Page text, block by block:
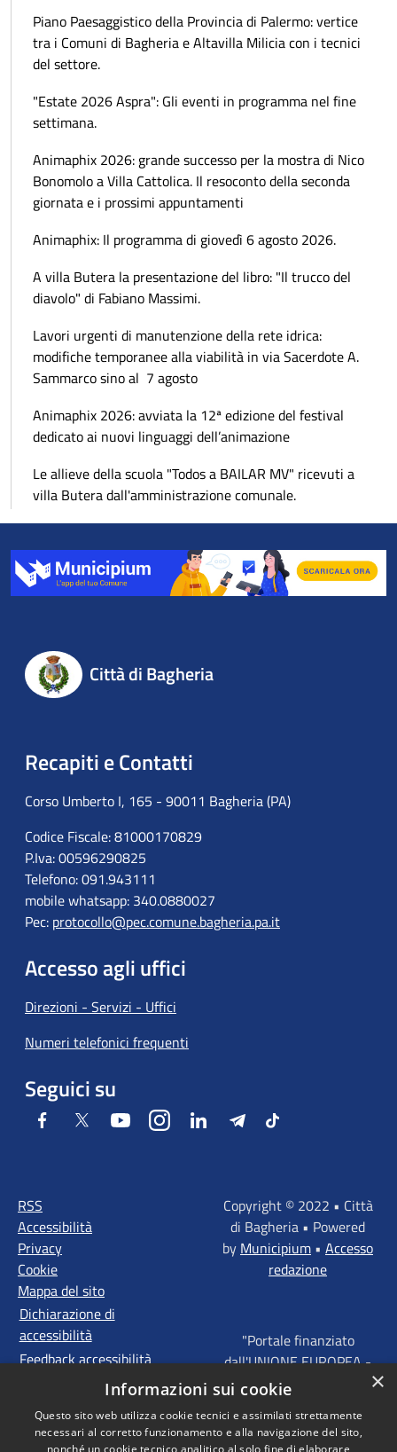
Piano Paesaggistico della Provincia di Palermo: vertice
tra i Comuni di Bagheria e Altavilla Milicia con i tecnici
del settore.
"Estate 2026 Aspra": Gli eventi in programma nel fine
settimana.
Animaphix 2026: grande successo per la mostra di Nico
Bonomolo a Villa Cattolica. Il resoconto della seconda
giornata e i prossimi appuntamenti
Animaphix: Il programma di giovedì 6 agosto 2026.
A villa Butera la presentazione del libro: "Il trucco del
diavolo" di Fabiano Massimi.
Lavori urgenti di manutenzione della rete idrica:
modifiche temporanee alla viabilità in via Sacerdote A.
Sammarco sino al 7 agosto
Animaphix 2026: avviata la 12ª edizione del festival
dedicato ai nuovi linguaggi dell’animazione
Le allieve della scuola "Todos a BAILAR MV" ricevuti a
villa Butera dall'amministrazione comunale.
Città di Bagheria
Recapiti e Contatti
Corso Umberto I, 165 - 90011 Bagheria (PA)
Codice Fiscale: 81000170829
P.Iva: 00596290825
Telefono: 091.943111
mobile whatsapp: 340.0880027
Pec: protocollo@pec.comune.bagheria.pa.it
Accesso agli uffici
Direzioni - Servizi - Uffici
Numeri telefonici frequenti
Seguici su
Facebook Twitter YoutubeInstagramLinkedIn TelegramTiktok
RSS
Accessibilità
Privacy
Cookie
Mappa del sito
Dichiarazione di
accessibilità
Feedback accessibilità
Copyright © 2022 • Città
di Bagheria • Powered
by Municipium • Accesso
redazione
"Portale finanziato
dall'UNIONE EUROPEA -
FONDI STRUTTURALI
EUROPEI - Programma
Operativo FESR Sicilia
×
Informazioni sui cookie
Questo sito web utilizza cookie tecnici e assimilati strettamente
necessari al corretto funzionamento e alla navigazione del sito,
nonché un cookie tecnico analitico al solo fine di elaborare